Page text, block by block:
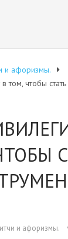
и афоризмы.
том, чтобы
и афоризмы.